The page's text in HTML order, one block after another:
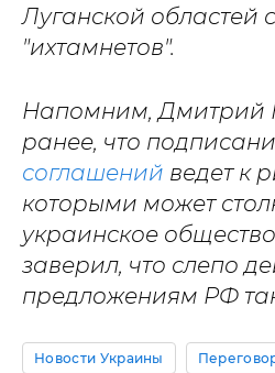
Луганской областей
"ихтамнетов".
Напомним, Дмитрий
ранее, что
соглашений ведет к
которыми может
украинское
заверил, что слепо
предложениям РФ
Новости Украины